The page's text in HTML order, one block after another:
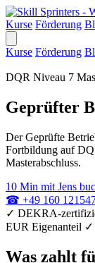
Kurse Förderung
Kurse Förderung
DQR Niveau 7
Geprüfter
Der Geprüfte
Fortbildung auf
Masterabschluss.
10 Min mit Jens
☎ +49 160
✓ DEKRA-
EUR Eigenanteil ✓
Was zahlt